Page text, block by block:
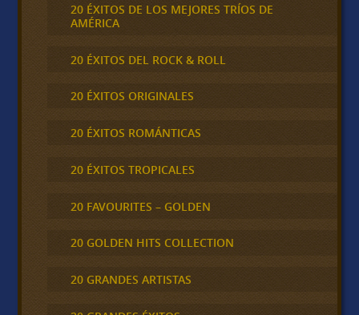
20 ÉXITOS DE LOS MEJORES TRÍOS DE
AMÉRICA
20 ÉXITOS DEL ROCK & ROLL
20 ÉXITOS ORIGINALES
20 ÉXITOS ROMÁNTICAS
20 ÉXITOS TROPICALES
20 FAVOURITES – GOLDEN
20 GOLDEN HITS COLLECTION
20 GRANDES ARTISTAS